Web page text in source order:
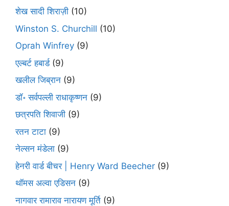
शेख सादी शिराज़ी (10)
Winston S. Churchill (10)
Oprah Winfrey (9)
एल्बर्ट हबार्ड(9)
खलील जिब्रान (9)
डॉ॰ सर्वपल्ली राधाकृष्णन (9)
छत्रपति शिवाजी (9)
रतन टाटा (9)
नेल्सन मंडेला (9)
हेनरी वार्ड बीचर | Henry Ward Beecher (9)
थॉमस अल्वा एडिसन (9)
नागवार रामाराव नारायण मूर्ति (9)